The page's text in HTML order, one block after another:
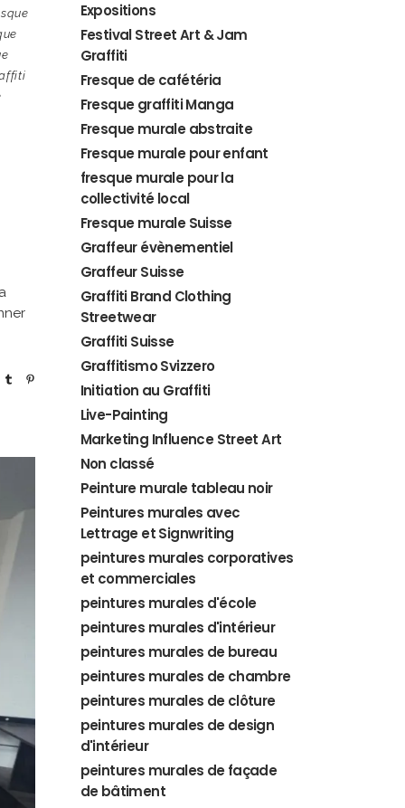
Expositions
Festival Street Art & Jam
Graffiti
Fresque de cafétéria
Fresque graffiti Manga
Fresque murale abstraite
Fresque murale pour enfant
fresque murale pour la
collectivité local
Fresque murale Suisse
Graffeur évènementiel
Graffeur Suisse
Graffiti Brand Clothing
Streetwear
Graffiti Suisse
Graffitismo Svizzero
Initiation au Graffiti
Live-Painting
Marketing Influence Street Art
Non classé
Peinture murale tableau noir
Peintures murales avec
Lettrage et Signwriting
peintures murales corporatives
et commerciales
peintures murales d'école
peintures murales d'intérieur
peintures murales de bureau
peintures murales de chambre
peintures murales de clôture
peintures murales de design
d'intérieur
peintures murales de façade
de bâtiment